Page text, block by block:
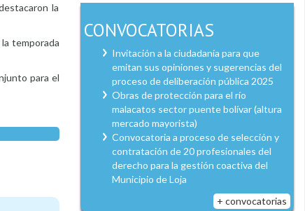
la
temporada
para el
CONVOCATORIAS
Invitación a la ciudadanía para que
emitan sus opiniones y sugerencias del
proceso de deliberación pública 2025
Obras de protección para el río
malacatos sector puente bolívar (altura
mercado mayorista)
Convocatoria a proceso de selección y
contratación de 20 profesionales del
derecho para la gestión coactiva del
Municipio de Loja
+ convocatorias